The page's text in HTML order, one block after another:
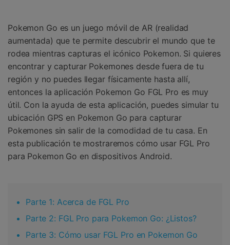
Reparación de Móviles
Protección del Móvil
Encuentra Más Soluciones
Iniciar sesión
Pokemon Go es un juego móvil de AR (realidad
aumentada) que te permite descubrir el mundo que te
rodea mientras capturas el icónico Pokemon. Si quieres
encontrar y capturar Pokemones desde fuera de tu
región y no puedes llegar físicamente hasta allí,
entonces la aplicación Pokemon Go FGL Pro es muy
útil. Con la ayuda de esta aplicación, puedes simular tu
ubicación GPS en Pokemon Go para capturar
Pokemones sin salir de la comodidad de tu casa. En
esta publicación te mostraremos cómo usar FGL Pro
para Pokemon Go en dispositivos Android.
Parte 1: Acerca de FGL Pro
Parte 2: FGL Pro para Pokemon Go: ¿Listos?
Parte 3: Cómo usar FGL Pro en Pokemon Go